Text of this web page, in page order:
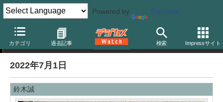
Powered by Translate
カテゴリ 過去記事 検索 Impressサイト
編集後記
2022年7月1日
鈴木誠